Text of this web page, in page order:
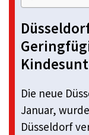
Die neue
Januar,
Düsseldorf